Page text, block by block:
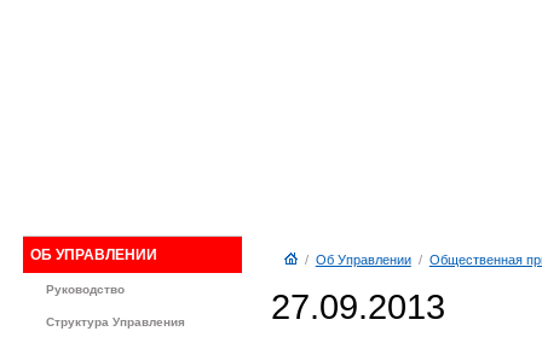
ОБ УПРАВЛЕНИИ
Руководство
Структура Управления
/ Об Управлении/ Общественная
27.09.2013